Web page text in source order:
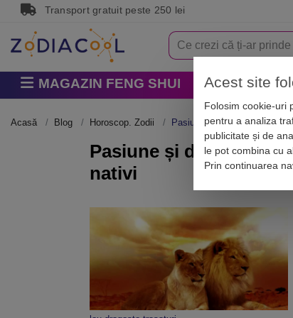
Transport gratuit peste 250 lei
MAGAZIN FENG SHUI Horoscop
Acasă Blog Horoscop. Zodii Pasiune și dezinvoltură –
Pasiune și
nativi
Acest site
Folosim cookie-uri
pentru a analiza
publicitate și de
le pot combina cu
Prin continuarea